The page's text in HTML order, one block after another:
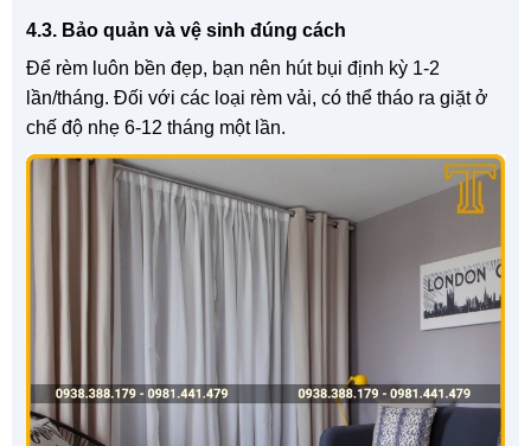
4.3. Bảo quản và vệ sinh đúng cách
Để rèm luôn bền đẹp, bạn nên hút bụi định kỳ 1-2
lần/tháng. Đối với các loại rèm vải, có thể tháo ra giặt ở
chế độ nhẹ 6-12 tháng một lần.